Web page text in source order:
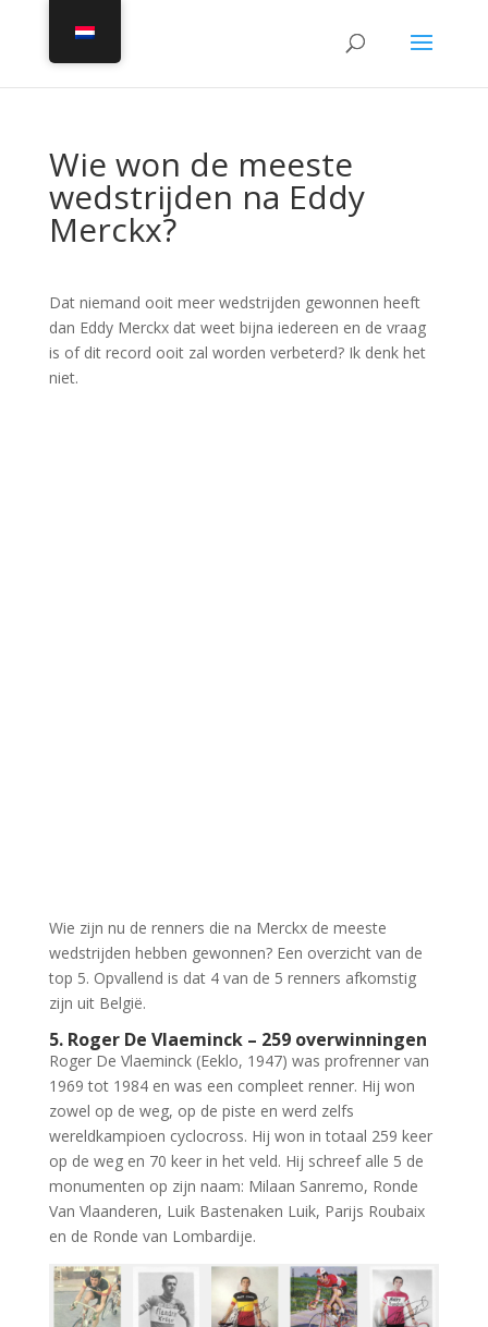
Wie won de meeste
wedstrijden na Eddy
Merckx?
Dat niemand ooit meer wedstrijden gewonnen heeft
dan Eddy Merckx dat weet bijna iedereen en de vraag
is of dit record ooit zal worden verbeterd? Ik denk het
niet.
Wie zijn nu de renners die na Merckx de meeste
wedstrijden hebben gewonnen? Een overzicht van de
top 5. Opvallend is dat 4 van de 5 renners afkomstig
zijn uit België.
5. Roger De Vlaeminck – 259 overwinningen
Roger De Vlaeminck (Eeklo, 1947) was profrenner van
1969 tot 1984 en was een compleet renner. Hij won
zowel op de weg, op de piste en werd zelfs
wereldkampioen cyclocross. Hij won in totaal 259 keer
op de weg en 70 keer in het veld. Hij schreef alle 5 de
monumenten op zijn naam: Milaan Sanremo, Ronde
Van Vlaanderen, Luik Bastenaken Luik, Parijs Roubaix
en de Ronde van Lombardije.